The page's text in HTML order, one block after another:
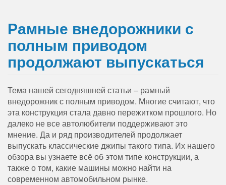
Рамные внедорожники с
полным приводом
продолжают выпускаться
Тема нашей сегодняшней статьи – рамный
внедорожник с полным приводом. Многие считают, что
эта конструкция стала давно пережитком прошлого. Но
далеко не все автолюбители поддерживают это
мнение. Да и ряд производителей продолжает
выпускать классические джипы такого типа. Их нашего
обзора вы узнаете всё об этом типе конструкции, а
также о том, какие машины можно найти на
современном автомобильном рынке.